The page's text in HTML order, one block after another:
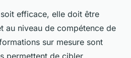
efficace, elle doit être
au niveau de compétence de
sur mesure sont
permettent de cibler